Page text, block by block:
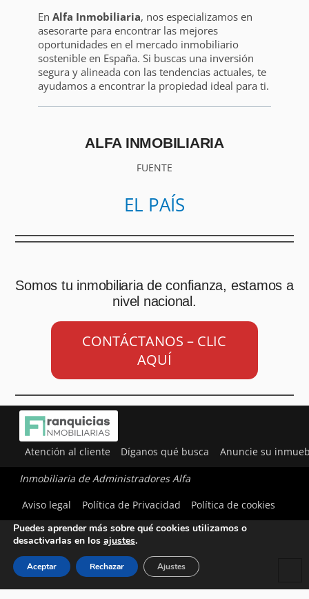
En Alfa Inmobiliaria, nos especializamos en
asesorarte para encontrar las mejores
oportunidades en el mercado inmobiliario
sostenible en España. Si buscas una inversión
segura y alineada con las tendencias actuales, te
ayudamos a encontrar la propiedad ideal para ti.
ALFA INMOBILIARIA
FUENTE
EL PAÍS
Somos tu inmobiliaria de confianza, estamos a
nivel nacional.
CONTÁCTANOS – CLIC
AQUÍ
Atención al cliente Díganos qué busca Anuncie su
Inmobiliaria de Administradores Alfa
Aviso legal
Política de Privacidad Política de cookies
Utilizamos cookies para ofrecerte la mejor experiencia en
Puedes aprender más sobre qué cookies utilizamos o
desactivarlas en los ajustes.
Aceptar Rechazar Ajustes